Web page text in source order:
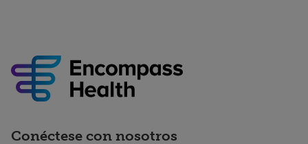
Conéctese con nosotros